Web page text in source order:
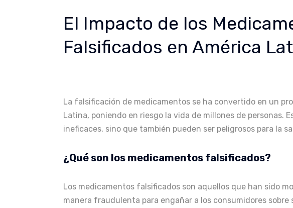
El Impacto de los
Falsificados en América
La falsificación de medicamentos se ha convertido en un
Latina, poniendo en riesgo la vida de millones de personas.
ineficaces, sino que también pueden ser peligrosos para la
¿Qué son los medicamentos falsificados?
Los medicamentos falsificados son aquellos que han sido
manera fraudulenta para engañar a los consumidores sobre